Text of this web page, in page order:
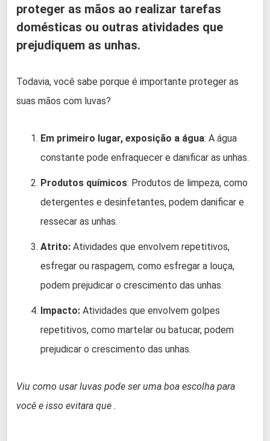
proteger as mãos ao realizar tarefas
domésticas ou outras atividades que
prejudiquem as unhas.
Todavia, você sabe porque é importante proteger as
suas mãos com luvas?
Em primeiro lugar, exposição a água: A água
constante pode enfraquecer e danificar as unhas.
Produtos químicos: Produtos de limpeza, como
detergentes e desinfetantes, podem danificar e
ressecar as unhas.
Atrito: Atividades que envolvem repetitivos,
esfregar ou raspagem, como esfregar a louça,
podem prejudicar o crescimento das unhas.
Impacto: Atividades que envolvem golpes
repetitivos, como martelar ou batucar, podem
prejudicar o crescimento das unhas.
Viu como usar luvas pode ser uma boa escolha para
você e isso evitara que .